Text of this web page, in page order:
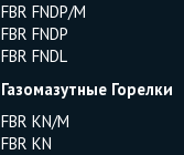
FBR FNDP/M
FBR FNDP
FBR FNDL
Газомазутные Горелки
FBR KN/M
FBR KN